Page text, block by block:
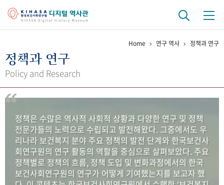
걸어온 길 기관 변천사
연구 역사
정책과 연구 키워드로 보는 연구 역사
연구자들
간행물 변천사
기록물 아카이브
사진 아카이브 문서 기록물 행정박물 영상 기록물
Home 연구 역사 정책과 연구
정책과 연구
Policy and Research
정책은 수많은 역사적 사회적 상황과 다양한 연구 및 정책
전문가들의 노력으로 수립되고 발전해왔다. 그중에서도 우
리나라 보건복지 분야 주요 정책의 발전 단계와 한국보건사
회연구원의 연구 활동의 역할을 중심으로 살펴보았다. 주요
정책별로 정책의 흐름, 정책 도입 및 변화과정에서의 한국
보건사회연구원의 연구가 어떻게 기여했는지를 보고자 했